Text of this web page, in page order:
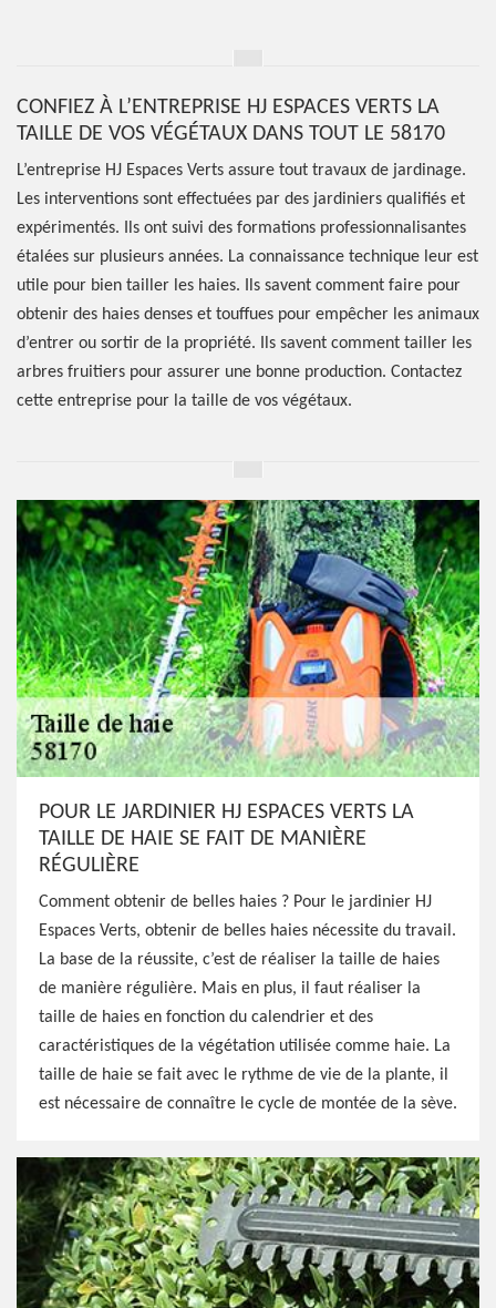
CONFIEZ À L’ENTREPRISE HJ ESPACES VERTS LA
TAILLE DE VOS VÉGÉTAUX DANS TOUT LE 58170
L’entreprise HJ Espaces Verts assure tout travaux de jardinage.
Les interventions sont effectuées par des jardiniers qualifiés et
expérimentés. Ils ont suivi des formations professionnalisantes
étalées sur plusieurs années. La connaissance technique leur est
utile pour bien tailler les haies. Ils savent comment faire pour
obtenir des haies denses et touffues pour empêcher les animaux
d’entrer ou sortir de la propriété. Ils savent comment tailler les
arbres fruitiers pour assurer une bonne production. Contactez
cette entreprise pour la taille de vos végétaux.
POUR LE JARDINIER HJ ESPACES VERTS LA
TAILLE DE HAIE SE FAIT DE MANIÈRE
RÉGULIÈRE
Comment obtenir de belles haies ? Pour le jardinier HJ
Espaces Verts, obtenir de belles haies nécessite du travail.
La base de la réussite, c’est de réaliser la taille de haies
de manière régulière. Mais en plus, il faut réaliser la
taille de haies en fonction du calendrier et des
caractéristiques de la végétation utilisée comme haie. La
taille de haie se fait avec le rythme de vie de la plante, il
est nécessaire de connaître le cycle de montée de la sève.